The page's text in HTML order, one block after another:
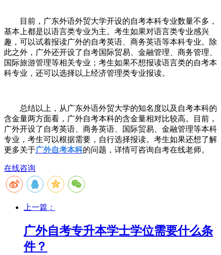
目前，广东外语外贸大学开设的自考本科专业数量不多，
基本上都是以语言类专业为主。考生如果对语言类专业感兴
趣，可以试着报读广外的自考英语、商务英语等本科专业。除
此之外，广外还开设了自考国际贸易、金融管理、商务管理、
国际旅游管理等相关专业；考生如果不想报读语言类的自考本
科专业，还可以选择以上经济管理类专业报读。
总结以上，从广东外语外贸大学的知名度以及自考本科的
含金量两方面看，广外自考本科的含金量相对比较高。目前，
广外开设了自考英语、商务英语、国际贸易、金融管理等本科
专业，考生可以根据需要，自行选择报读。考生如果还想了解
更多关于广外自考本科的问题，详情可咨询自考在线老师。
在线咨询
上一篇：
广外自考专升本学士学位需要什么条
件？